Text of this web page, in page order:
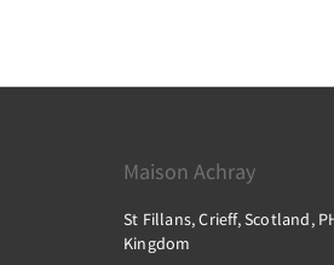
Maison Achray
St Fillans, Crieff, Scotland,
Kingdom